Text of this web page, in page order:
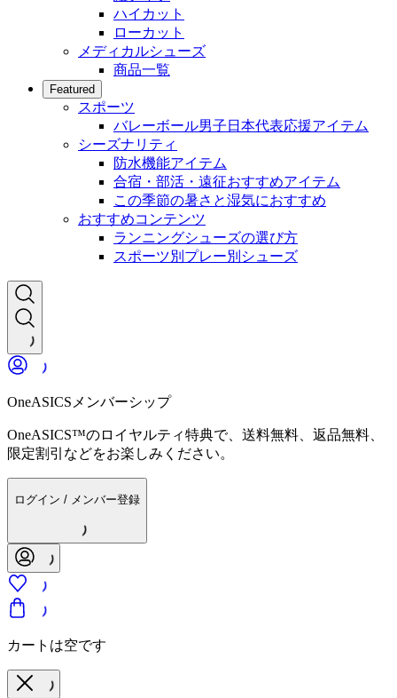
ハイカット
ローカット
メディカルシューズ
商品一覧
Featured
スポーツ
バレーボール男子日本代表応援アイテム
シーズナリティ
防水機能アイテム
合宿・部活・遠征おすすめアイテム
この季節の暑さと湿気におすすめ
おすすめコンテンツ
ランニングシューズの選び方
スポーツ別プレー別シューズ
OneASICSメンバーシップ
OneASICS™のロイヤルティ特典で、送料無料、返品無料、
限定割引などをお楽しみください。
ログイン / メンバー登録
カートは空です